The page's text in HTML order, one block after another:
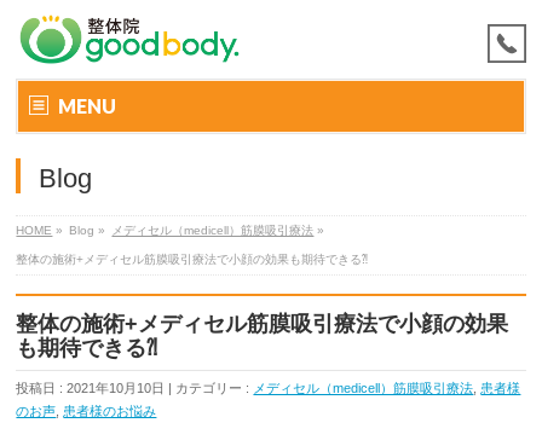
MENU
Blog
HOME » Blog » メディセル（medicell）筋膜吸引療法 »
整体の施術+メディセル筋膜吸引療法で小顔の効果も期待できる⁈
整体の施術+メディセル筋膜吸引療法で小顔の効果
も期待できる⁈
投稿日 : 2021年10月10日 | カテゴリー : メディセル（medicell）筋膜吸引療法 患者様
のお声 患者様のお悩み